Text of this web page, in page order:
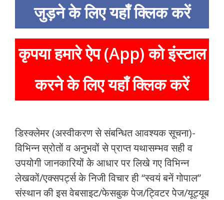
जुड़ने के लिए यहाँ क्लिक करें
कृपया हमारे ऐप (App) को इंस्टाल
करने के लिए यहाँ क्लिक करें
डिस्क्लेमर (अस्वीकरण से संबन्धित आवश्यक सूचना)-
विभिन्न स्रोतों व अनुभवों से प्राप्त यथासम्भव सही व
उपयोगी जानकारियों के आधार पर लिखे गए विभिन्न
लेखकों/एक्सपर्ट्स के निजी विचार ही “स्वयं बनें गोपाल”
संस्थान की इस वेबसाइट/फेसबुक पेज/ट्विटर पेज/यूट्यूब